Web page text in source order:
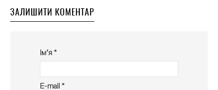
ЗАЛИШИТИ КОМЕНТАР
Ім’я *
E-mail *